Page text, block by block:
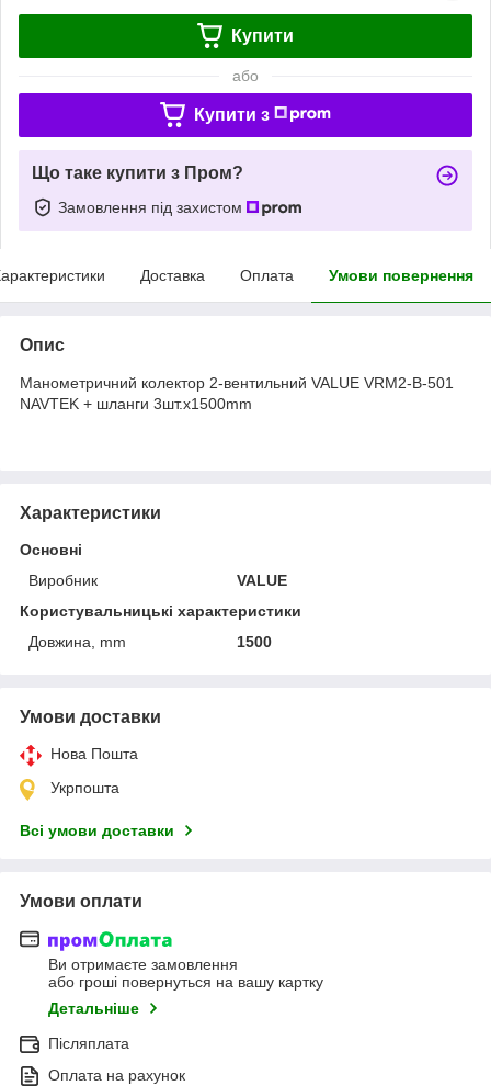
Купити
або
Купити з
Що таке купити з Пром?
Замовлення під захистом
Доставка Оплата Умови повернення
Опис
Манометричний колектор 2-вентильний VALUE VRM2-B-501
NAVTEK + шланги 3шт.x1500mm
Характеристики
Основні
Виробник
VALUE
Користувальницькі характеристики
Довжина, mm
1500
Умови доставки
Нова Пошта
Укрпошта
Всі умови доставки
Умови оплати
Ви отримаєте замовлення
або гроші повернуться на вашу картку
Детальніше
Післяплата
Оплата на рахунок